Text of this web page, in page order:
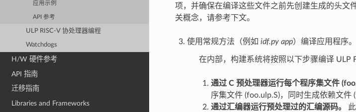
应用示例
API 参考
ULP RISC-V 协处理器编程
Watchdogs
H/W 硬件参考
API 指南
迁移指南
Libraries and Frameworks
项，并确保在编译这些文件之前先创建生成的头文
关概念，请参考下文。
使用常规方法（例如 idf.py app）编译应用程序。
在内部，构建系统将按照以下步骤编译 ULP
通过 C 预处理器运行每个程序集文件
序集文件 (foo.ulp.S)，同时生成依赖文件
通过汇编器运行预处理过的汇编源码。